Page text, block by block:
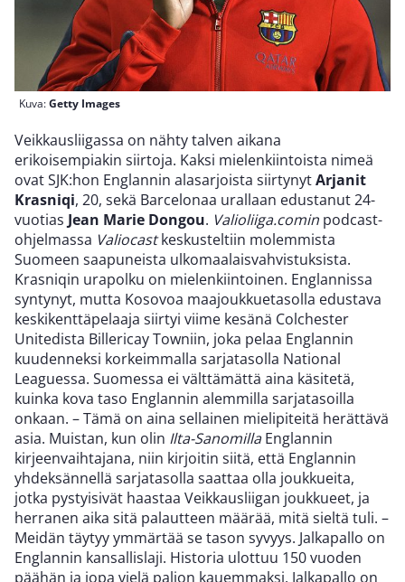
Kuva:Getty Images
Veikkausliigassa on nähty talven aikana
erikoisempiakin siirtoja. Kaksi mielenkiintoista nimeä
ovat SJK:hon Englannin alasarjoista siirtynytArjanit
Krasniqi, 20, sekä Barcelonaa urallaan edustanut 24-
vuotias Jean Marie Dongou. Valioliiga.comin podcast-
ohjelmassa Valiocastkeskusteltiin molemmista
Suomeen saapuneista ulkomaalaisvahvistuksista.
Krasniqin urapolku on mielenkiintoinen. Englannissa
syntynyt, mutta Kosovoa maajoukkuetasolla edustava
keskikenttäpelaaja siirtyi viime kesänä Colchester
Unitedista Billericay Towniin, joka pelaa Englannin
kuudenneksi korkeimmalla sarjatasolla National
Leaguessa. Suomessa ei välttämättä aina käsitetä,
kuinka kova taso Englannin alemmilla sarjatasoilla
onkaan. – Tämä on aina sellainen mielipiteitä herättävä
asia. Muistan, kun olin Ilta-SanomillaEnglannin
kirjeenvaihtajana, niin kirjoitin siitä, että Englannin
yhdeksännellä sarjatasolla saattaa olla joukkueita,
jotka pystyisivät haastaa Veikkausliigan joukkueet, ja
herranen aika sitä palautteen määrää, mitä sieltä tuli. –
Meidän täytyy ymmärtää se tason syvyys. Jalkapallo on
Englannin kansallislaji. Historia ulottuu 150 vuoden
päähän ja jopa vielä paljon kauemmaksi. Jalkapallo on